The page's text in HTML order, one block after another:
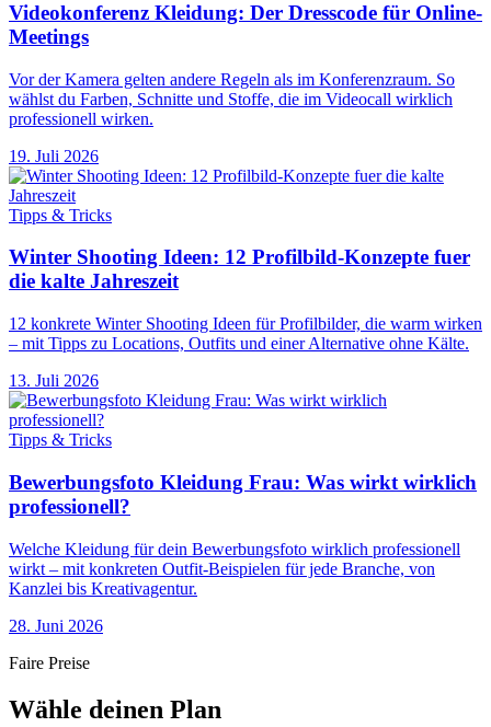
Videokonferenz Kleidung: Der Dresscode für Online-
Meetings
Vor der Kamera gelten andere Regeln als im Konferenzraum. So
wählst du Farben, Schnitte und Stoffe, die im Videocall wirklich
professionell wirken.
19. Juli 2026
Tipps & Tricks
Winter Shooting Ideen: 12 Profilbild-Konzepte fuer
die kalte Jahreszeit
12 konkrete Winter Shooting Ideen für Profilbilder, die warm wirken
– mit Tipps zu Locations, Outfits und einer Alternative ohne Kälte.
13. Juli 2026
Tipps & Tricks
Bewerbungsfoto Kleidung Frau: Was wirkt wirklich
professionell?
Welche Kleidung für dein Bewerbungsfoto wirklich professionell
wirkt – mit konkreten Outfit-Beispielen für jede Branche, von
Kanzlei bis Kreativagentur.
28. Juni 2026
Faire Preise
Wähle deinen Plan